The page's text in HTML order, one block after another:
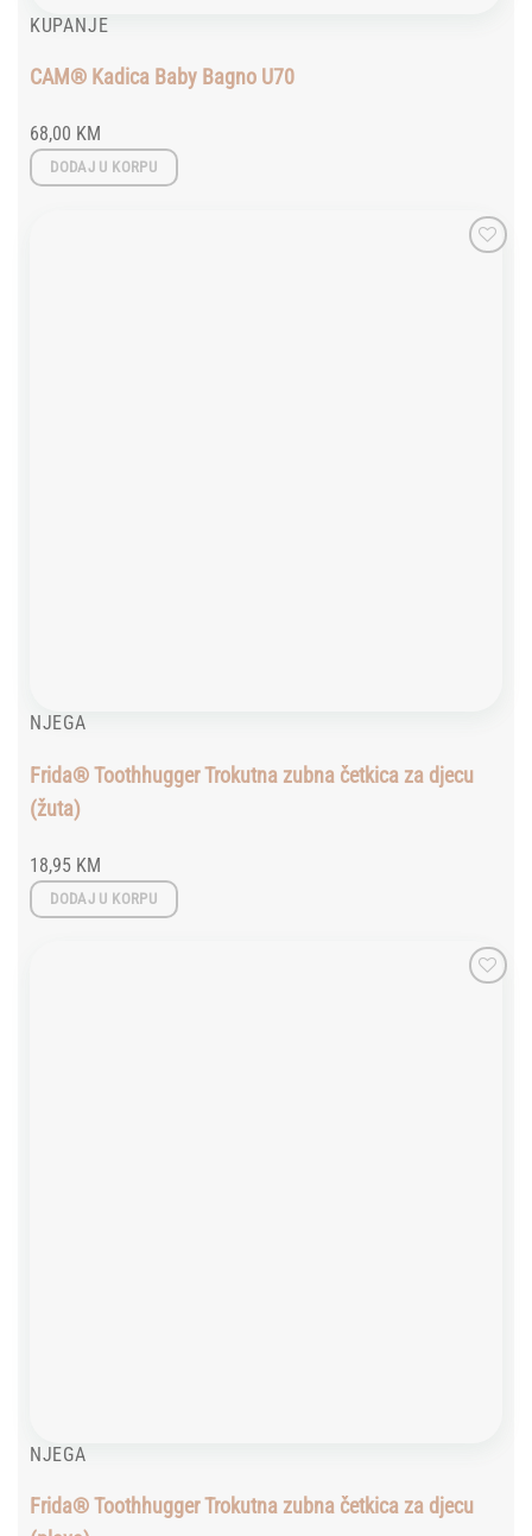
KUPANJE
CAM® Kadica Baby Bagno U70
68,00 KM
DODAJ U KORPU
NJEGA
Frida® Toothhugger Trokutna zubna četkica za djecu
(žuta)
18,95 KM
DODAJ U KORPU
NJEGA
Frida® Toothhugger Trokutna zubna četkica za djecu